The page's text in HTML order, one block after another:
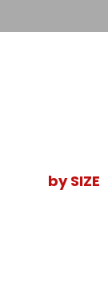
by SIZE